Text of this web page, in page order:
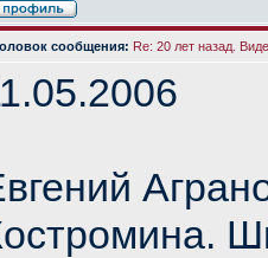
сообщения: Re: 20 лет назад.